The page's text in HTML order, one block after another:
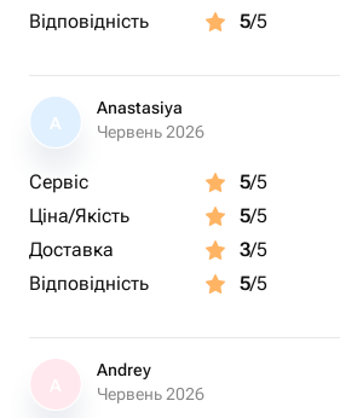
Відповідність
5/5
A
Anastasiya
Червень 2026
Сервіс 5/5
Ціна/Якість
5/5
Доставка
3/5
Відповідність
5/5
Andrey
Червень 2026